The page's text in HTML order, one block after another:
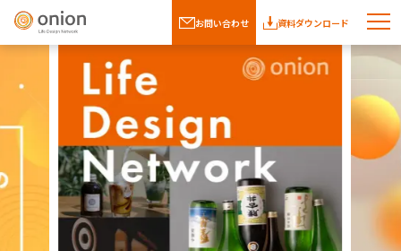
お問い合わせ 資料ダウンロード